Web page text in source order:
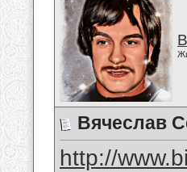
Вячеслав
http://